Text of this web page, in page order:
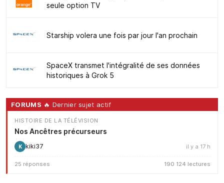
seule option TV
Starship volera une fois par jour l'an prochain
SpaceX transmet l'intégralité de ses données
historiques à Grok 5
FORUMS 🔥 Dernier sujet actif
HISTOIRE DE LA TÉLÉVISION
Nos Ancêtres précurseurs
K kiki37 il y a 17 h
25 réponses 190 124 lectures